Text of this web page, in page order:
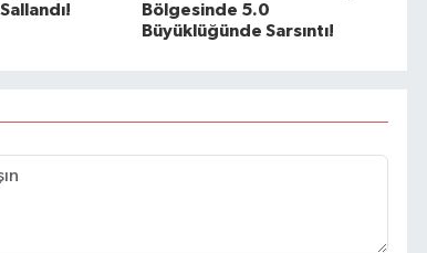
Bölgesinde 5.0
Büyüklüğünde Sarsıntı!